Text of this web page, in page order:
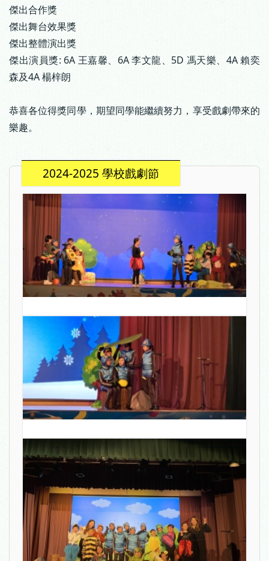
傑出合作獎
傑出舞台效果獎
傑出整體演出獎
傑出演員獎: 6A 王嘉馨、6A 李文龍、5D 馮天樂、4A 賴奕
森及4A 楊梓朗
恭喜各位得獎同學，期望同學能繼續努力，享受戲劇帶來的
樂趣。
2024-2025 學校戲劇節